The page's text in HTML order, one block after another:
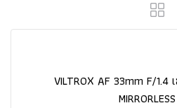
VILTROX AF 33mm F/1.4